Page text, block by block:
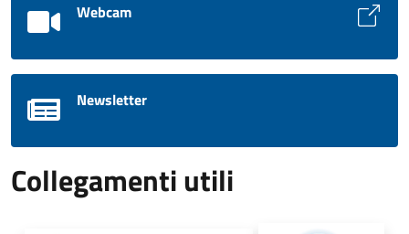
Webcam
Newsletter
Collegamenti utili